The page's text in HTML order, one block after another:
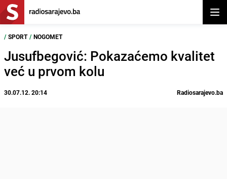
/ SPORT / NOGOMET
Jusufbegović: Pokazaćemo kvalitet
već u prvom kolu
30.07.12. 20:14 Radiosarajevo.ba